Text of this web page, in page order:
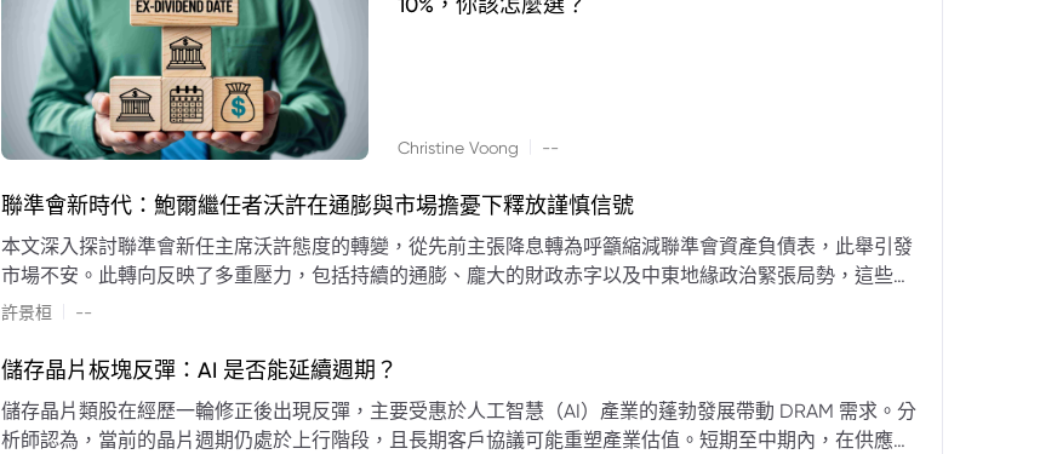
Christine Voong --
聯準會新時代：鮑爾繼任者沃許在通膨與市場擔憂下釋放謹慎信號
本文深入探討聯準會新任主席沃許態度的轉變，從先前主張降息轉為呼籲縮減聯準會資產負債表，此舉引發
市場不安。此轉向反映了多重壓力，包括持續的通膨、龐大的財政赤字以及中東地緣政治緊張局勢，這些因
素限制了聯準會實施降息或激進縮減資產負債表的空間。專家預計將進入政策觀望期，重點將放在維持較高
許景桓 --
儲存晶片板塊反彈：AI 是否能延續週期？
儲存晶片類股在經歷一輪修正後出現反彈，主要受惠於人工智慧（AI）產業的蓬勃發展帶動 DRAM 需求。分
析師認為，當前的晶片週期仍處於上行階段，且長期客戶協議可能重塑產業估值。短期至中期內，在供應受